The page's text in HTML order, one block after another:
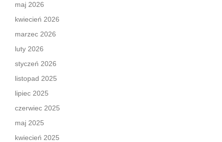
maj 2026
kwiecień 2026
marzec 2026
luty 2026
styczeń 2026
listopad 2025
lipiec 2025
czerwiec 2025
maj 2025
kwiecień 2025